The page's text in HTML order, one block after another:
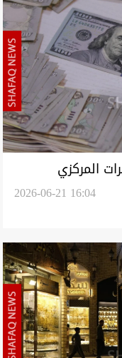
المركزي
العراقية
2026-06-21 16:04